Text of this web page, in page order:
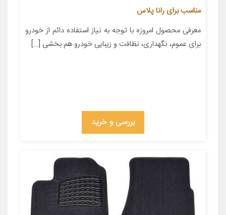
مناسب برای رانا پلاس
معرفی محصول امروزه با توجه به نیاز استفاده دائم از خودرو
برای عموم، نگهداری، نظافت و زیبایی خودرو هم بخشی […]
بررسی و خرید